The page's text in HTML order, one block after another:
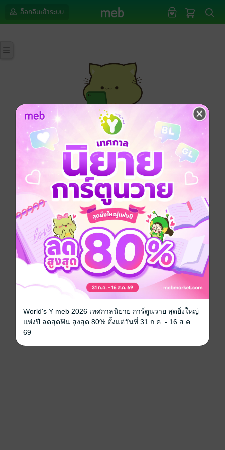
ล็อกอินเข้าระบบ
กรุณาเข้าสู่ระบบก่อนดำเนินรายการด้วยค่ะ
ล็อกอินเข้าระบบ
World's Y meb 2026 เทศกาลนิยาย การ์ตูนวาย สุดยิ่งใหญ่
แห่งปี ลดสุดฟิน สูงสุด 80% ตั้งแต่วันที่ 31 ก.ค. - 16 ส.ค.
69